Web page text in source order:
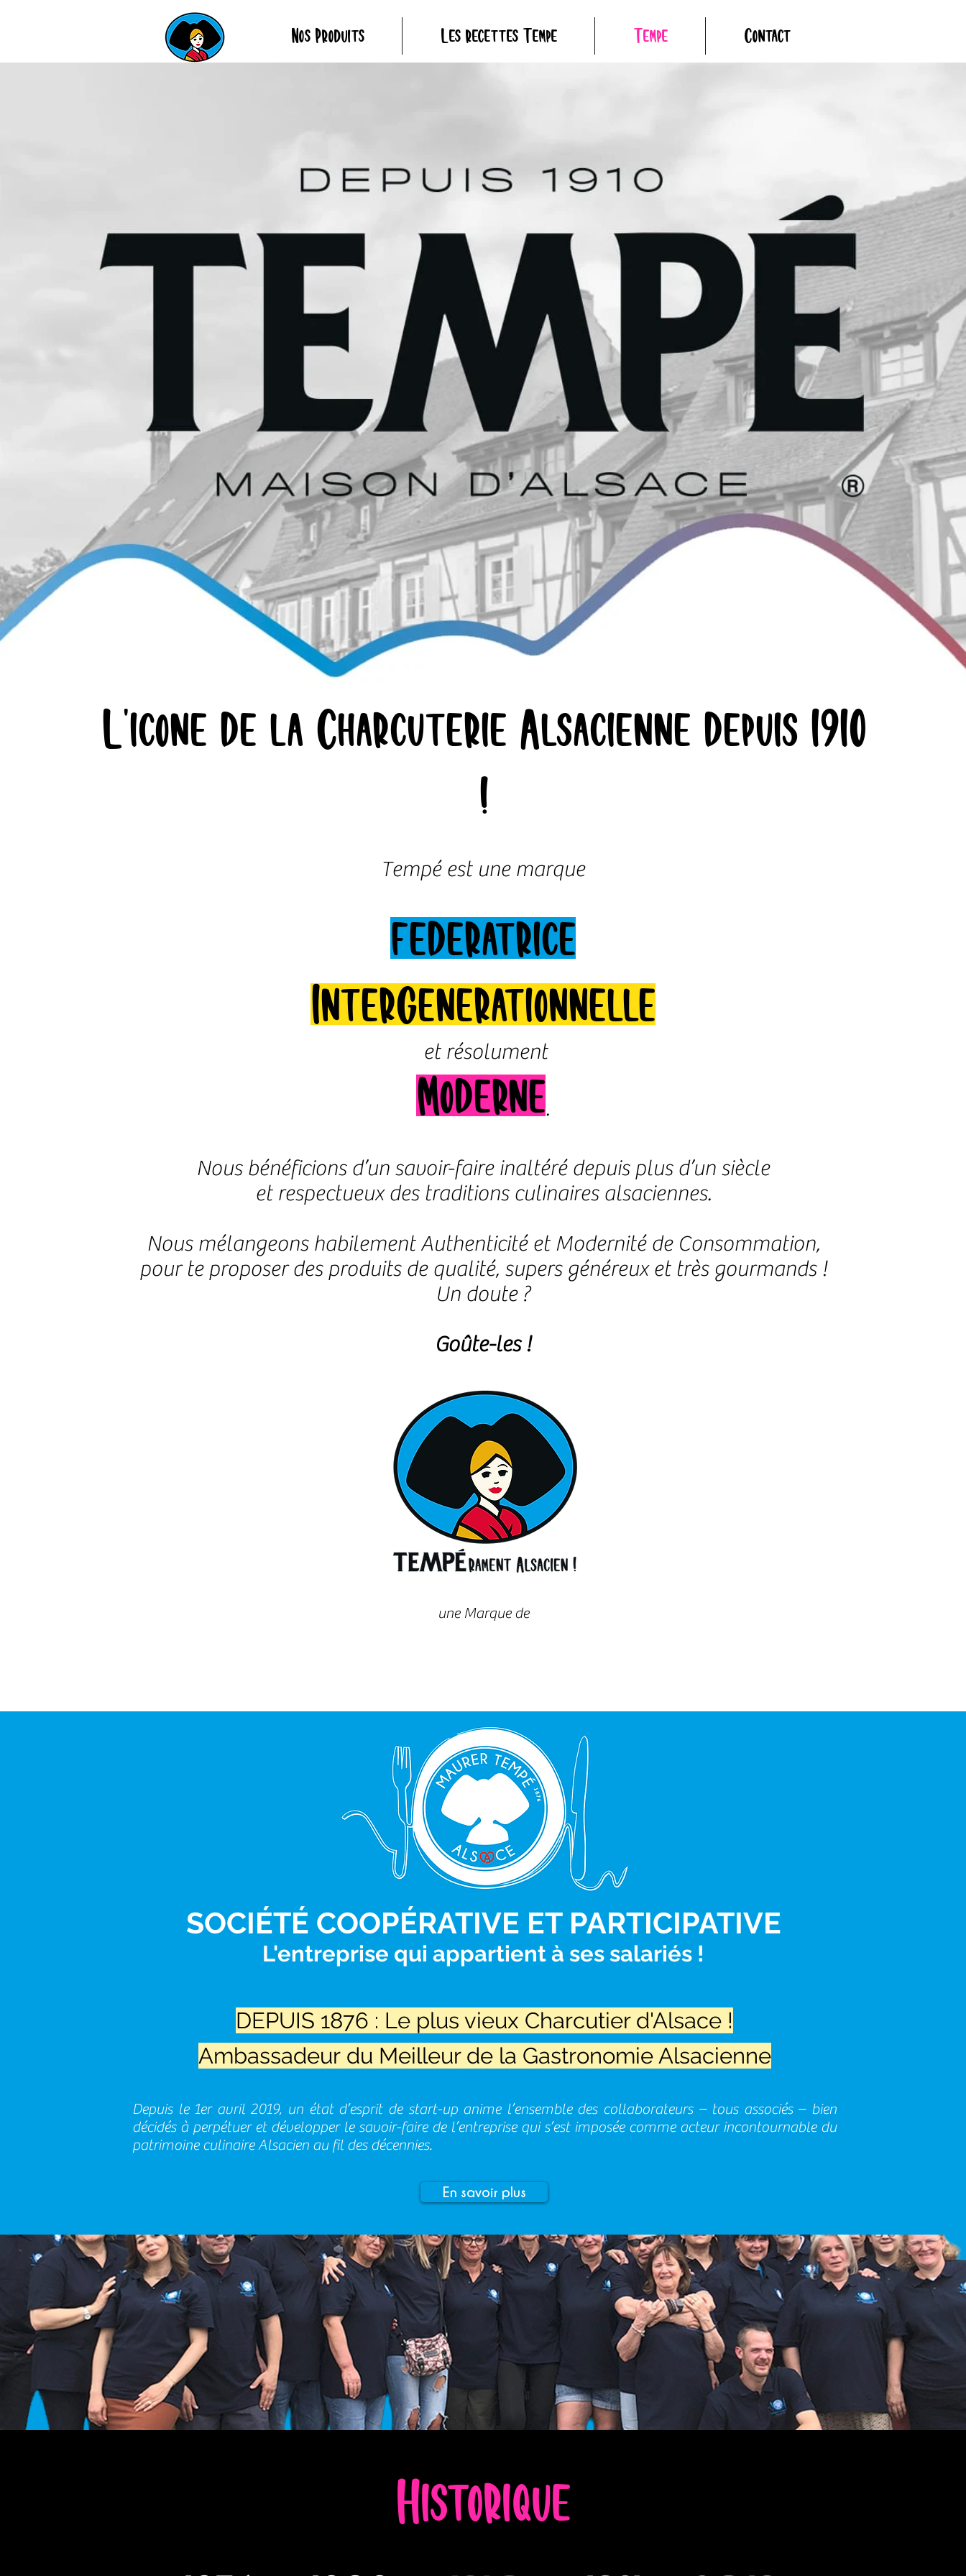
Nos Produits Les recettes Tempé Tempé Contact
L'icône de la Charcuterie Alsacienne depuis 1910
!
Tempé est une marque
fédératrice
Intergénérationnelle
et résolument
Moderne.
Nous bénéficions d’un savoir-faire inaltéré depuis plus d’un siècle
et respectueux des traditions culinaires alsaciennes.
Nous mélangeons habilement Authenticité et Modernité de Consommation,
pour te proposer des produits de qualité, supers généreux et très gourmands !
Un doute ?
Goûte-les !
une Marque de
SOCIÉTÉ COOPÉRATIVE ET PARTICIPATIVE
L'entreprise qui appartient à ses salariés !
DEPUIS 1876 : Le plus vieux Charcutier d'Alsace !
Ambassadeurdu Meilleur de la Gastronomie Alsacienne
Depuis le 1er avril 2019, un état d’esprit de start-up anime l’ensemble des collaborateurs – tous associés – bien
décidés à perpétuer et développer le savoir-faire de l’entreprise qui s’est imposée comme acteur incontournable du
patrimoine culinaire Alsacien au fil des décennies.
En savoir plus
Historique